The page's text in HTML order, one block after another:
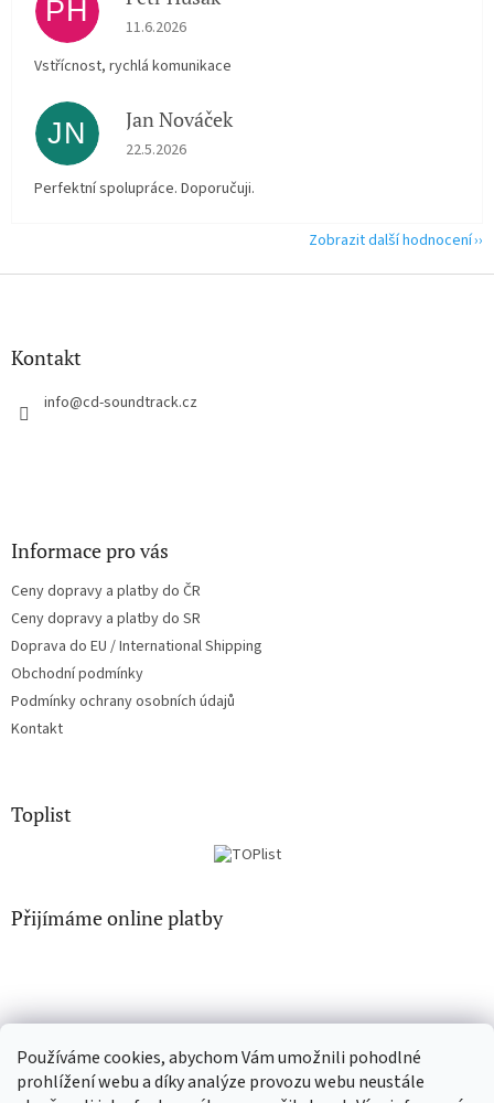
Používáme cookies, abychom Vám umožnili pohodlné
prohlížení webu a díky analýze provozu webu neustále
PH Hodnocení obchodu je 5 z 5 hvězdiček.
11.6.2026
Vstřícnost, rychlá komunikace
JN Jan Nováček
Hodnocení obchodu je 5 z 5 hvězdiček.
22.5.2026
Perfektní spolupráce. Doporučuji.
Zobrazit další hodnocení
Z
Kontakt
info@cd-soundtrack.cz
Informace pro vás
Ceny dopravy a platby do ČR
Ceny dopravy a platby do SR
Doprava do EU / International Shipping
Obchodní podmínky
Podmínky ochrany osobních údajů
Kontakt
Toplist
Přijímáme online platby
CD-hudba.cz EN-filmy.cz